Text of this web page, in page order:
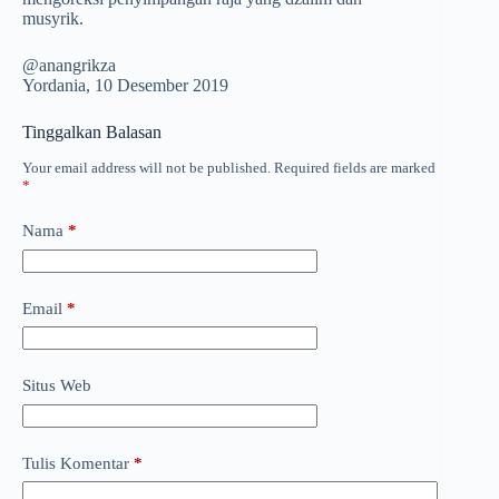
musyrik.
@anangrikza
Yordania, 10 Desember 2019
Tinggalkan Balasan
Your email address will not be published. Required fields are marked
*
Nama *
Email *
Situs Web
Tulis Komentar *